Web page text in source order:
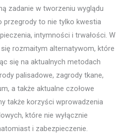
zadanie w tworzeniu wyglądu
przegrody to nie tylko kwestia
intymności i trwałości. W
rozmaitym alternatywom, które
się na aktualnych metodach
palisadowe, zagrody tkane,
a także aktualne czołowe
także korzyści wprowadzenia
które nie wyłącznie
i zabezpieczenie.